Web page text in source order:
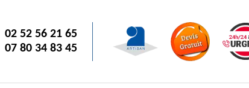
02 52 56 21 65
07 80 34 83 45